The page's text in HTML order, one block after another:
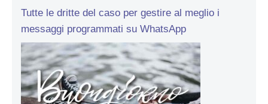
Tutte le dritte del caso per gestire al meglio i
messaggi programmati su WhatsApp